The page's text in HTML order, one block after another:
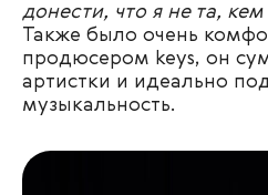
донести, что я не та,
Также было очень
продюсером keys, он
артистки и идеально
музыкальность.